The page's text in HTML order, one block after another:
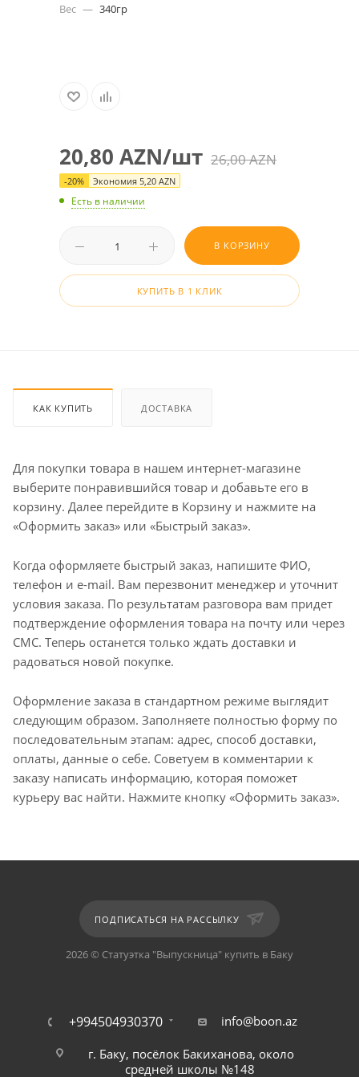
Вес — 340гр
20,80 AZN/шт 26,00AZN
-20% Экономия 5,20 AZN
Есть в наличии
В КОРЗИНУ
КУПИТЬ В 1 КЛИК
КАК КУПИТЬ ДОСТАВКА
Для покупки товара в нашем интернет-магазине
выберите понравившийся товар и добавьте его в
корзину. Далее перейдите в Корзину и нажмите на
«Оформить заказ» или «Быстрый заказ».
Когда оформляете быстрый заказ, напишите ФИО,
телефон и e-mail. Вам перезвонит менеджер и уточнит
условия заказа. По результатам разговора вам придет
подтверждение оформления товара на почту или через
СМС. Теперь останется только ждать доставки и
радоваться новой покупке.
Оформление заказа в стандартном режиме выглядит
следующим образом. Заполняете полностью форму по
последовательным этапам: адрес, способ доставки,
оплаты, данные о себе. Советуем в комментарии к
заказу написать информацию, которая поможет
курьеру вас найти. Нажмите кнопку «Оформить заказ».
ПОДПИСАТЬСЯ НА РАССЫЛКУ
2026 © Статуэтка "Выпускница" купить в Баку
+994504930370 info@boon.az
г. Баку, посёлок Бакиханова, около
средней школы №148